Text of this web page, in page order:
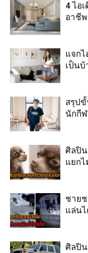
4 ไอ
อาชีพ
แจกไ
เป็นบ้
สรุป
นักกีฬ
ศิลปิ
แยกไ
ชายช
แล่นไ
ศิลปิน